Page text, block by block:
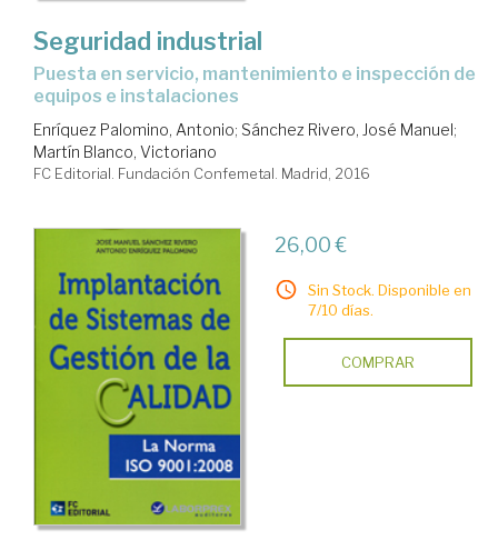
Seguridad industrial
puesta en servicio, mantenimiento e inspección de
equipos e instalaciones
Enríquez Palomino, Antonio; Sánchez Rivero, José Manuel;
Martín Blanco, Victoriano
FC Editorial. Fundación Confemetal. Madrid, 2016
26,00 €
Sin Stock. Disponible en
7/10 días.
COMPRAR